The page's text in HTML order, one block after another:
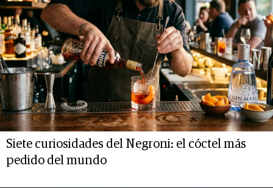
Siete curiosidades del Negroni: el cóctel más
pedido del mundo